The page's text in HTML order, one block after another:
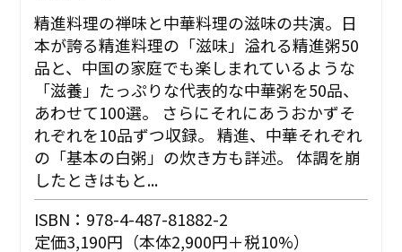
精進料理の禅味と中華料理の滋味の共演。日
本が誇る精進料理の「滋味」溢れる精進粥50
品と、中国の家庭でも楽しまれているような
「滋養」たっぷりな代表的な中華粥を50品、
あわせて100選。 さらにそれにあうおかずそ
れぞれを10品ずつ収録。 精進、中華それぞれ
の「基本の白粥」の炊き方も詳述。 体調を崩
したときはもと...
ISBN：978-4-487-81882-2
定価3,190円（本体2,900円＋税10%）